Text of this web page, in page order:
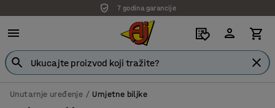
7 godina garancije
Unutarnje uređenje Umjetne biljke